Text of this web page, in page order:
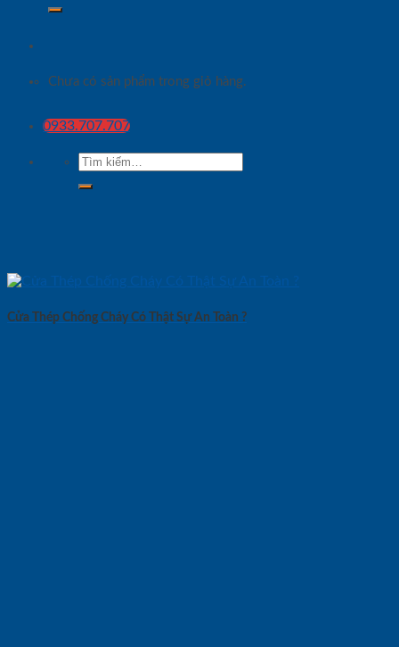
Chưa có sản phẩm trong giỏ hàng.
0933.707.707
Tìm
kiếm:
Cửa Thép Chống Cháy Có Thật Sự An Toàn ?